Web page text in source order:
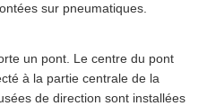
sur pneumatiques.
un pont. Le centre du pont
à la partie centrale de la
de direction sont installées